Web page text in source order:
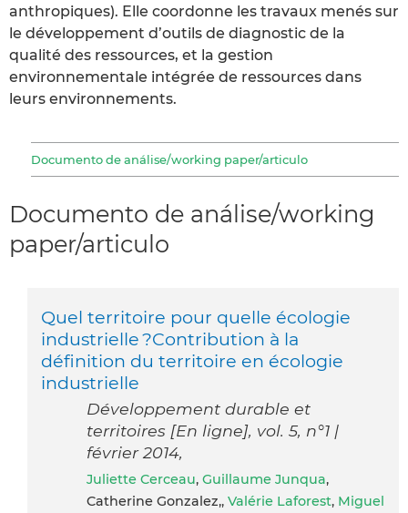
anthropiques). Elle coordonne les travaux menés sur
le développement d’outils de diagnostic de la
qualité des ressources, et la gestion
environnementale intégrée de ressources dans
leurs environnements.
Documento de análise/working paper/articulo
Documento de análise/working
paper/articulo
Quel territoire pour quelle écologie
industrielle ?Contribution à la
définition du territoire en écologie
industrielle
Développement durable et
territoires [En ligne], vol. 5, n°1 |
février 2014,
Juliette Cerceau, Guillaume Junqua,
Catherine Gonzalez,, Valérie Laforest, Miguel